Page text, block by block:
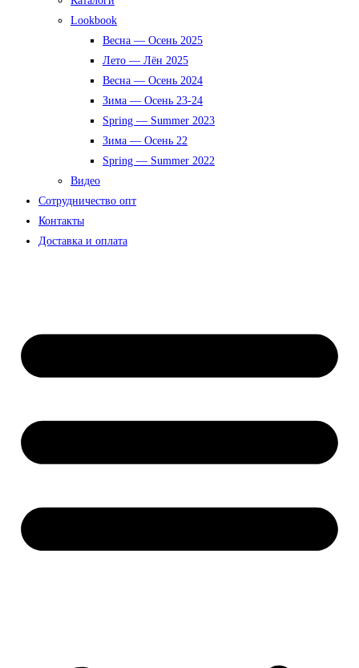
Lookbook
Весна — Осень 2025
Лето — Лён 2025
Весна — Осень 2024
Зима — Осень 23-24
Spring — Summer 2023
Зима — Осень 22
Spring — Summer 2022
Видео
Сотрудничество опт
Контакты
Доставка и оплата